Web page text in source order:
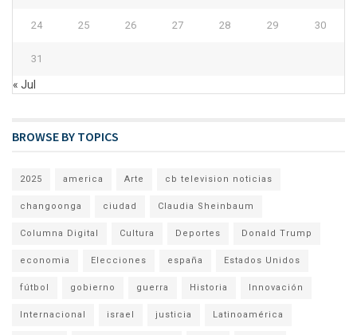
24 25 26 27 28 29 30
31
« Jul
BROWSE BY TOPICS
2025 america Arte cb television noticias
changoonga ciudad Claudia Sheinbaum
Columna Digital Cultura Deportes Donald Trump
economia Elecciones españa Estados Unidos
fútbol gobierno guerra Historia Innovación
Internacional israel justicia Latinoamérica